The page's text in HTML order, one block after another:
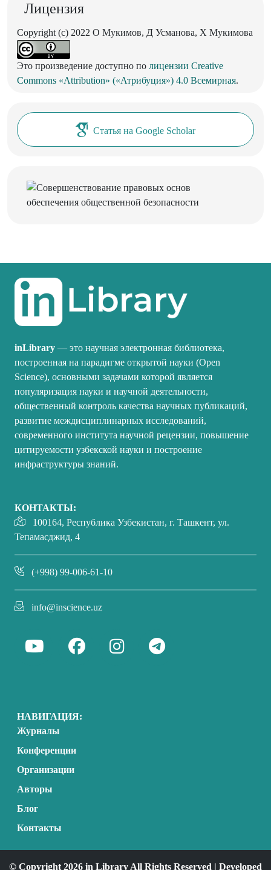
Лицензия
Copyright (c) 2022 O Мукимoв, Д Усманова, Х Мукимова
Это произведение доступно по лицензии Creative
Commons «Attribution» («Атрибуция») 4.0 Всемирная.
Статья на Google Scholar
inLibrary — это научная электронная библиотека,
построенная на парадигме открытой науки (Open
Science), основными задачами которой является
популяризация науки и научной деятельности,
общественный контроль качества научных публикаций,
развитие междисциплинарных исследований,
современного института научной рецензии, повышение
цитируемости узбекской науки и построение
инфраструктуры знаний.
КОНТАКТЫ:
100164, Республика Узбекистан, г. Ташкент, ул.
Тепамасджид, 4
(+998) 99-006-61-10
info@inscience.uz
НАВИГАЦИЯ:
Журналы
Конференции
Организации
Авторы
Блог
Контакты
© Copyright 2026 in Library All Rights Reserved | Developed